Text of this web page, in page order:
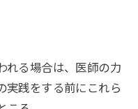
れる場合は、医師の力
実践をする前にこれら